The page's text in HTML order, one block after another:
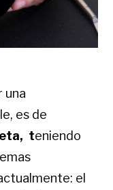
una
es de
teniendo
el